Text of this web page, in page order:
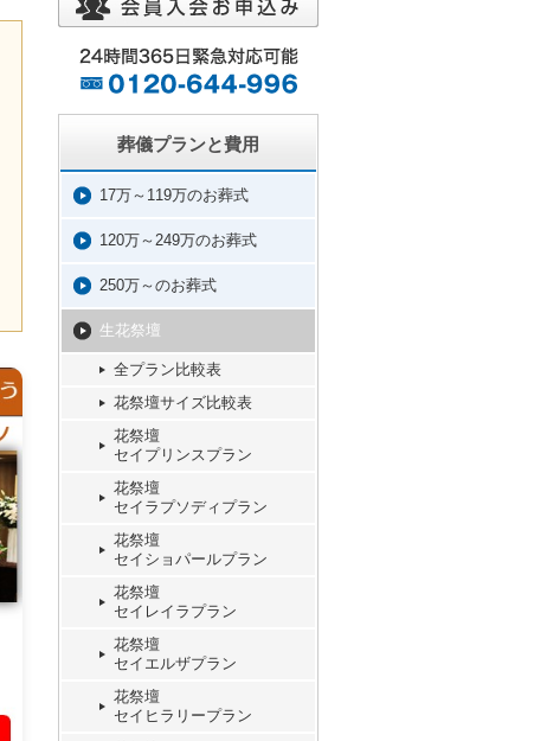
葬儀プランと費用
17万～119万のお葬式
120万～249万のお葬式
250万～のお葬式
生花祭壇
全プラン比較表
花祭壇サイズ比較表
花祭壇
セイプリンスプラン
花祭壇
セイラプソディプラン
花祭壇
セイショパールプラン
花祭壇
セイレイラプラン
花祭壇
セイエルザプラン
花祭壇
セイヒラリープラン